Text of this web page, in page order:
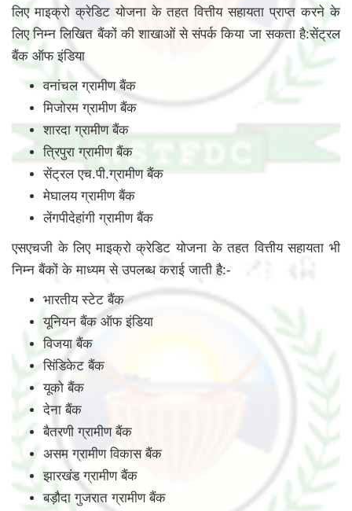
लिए माइक्रो क्रेडिट योजना के तहत वित्तीय सहायता प्राप्त करने के
लिए निम्न लिखित बैंकों की शाखाओं से संपर्क किया जा सकता है:सेंट्रल
बैंक ऑफ इंडिया
वनांचल ग्रामीण बैंक
मिजोरम ग्रामीण बैंक
शारदा ग्रामीण बैंक
त्रिपुरा ग्रामीण बैंक
सेंट्रल एच.पी.ग्रामीण बैंक
मेघालय ग्रामीण बैंक
लेंगपीदेहांगी ग्रामीण बैंक
एसएचजी के लिए माइक्रो क्रेडिट योजना के तहत वित्तीय सहायता भी
निम्न बैंकों के माध्यम से उपलब्ध कराई जाती है:-
भारतीय स्टेट बैंक
यूनियन बैंक ऑफ इंडिया
विजया बैंक
सिंडिकेट बैंक
यूको बैंक
देना बैंक
बैतरणी ग्रामीण बैंक
असम ग्रामीण विकास बैंक
झारखंड ग्रामीण बैंक
बड़ौदा गुजरात ग्रामीण बैंक